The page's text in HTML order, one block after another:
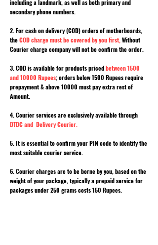
including a landmark, as well as both primary and
secondary phone numbers.
2. For cash on delivery (COD) orders of motherboards,
theCOD charge must be covered by you first, Without
Courier charge company will not be confirm the order.
3. COD is available for products pricedbetween 1500
and 10000 Rupees; orders below 1500 Rupees require
prepayment & above 10000 must pay extra rest of
Amount.
4. Courier services are exclusively available through
DTDC and Delivery Courier.
5. It is essential to confirm your PIN code to identify the
most suitable courier service.
6. Courier charges are to be borne by you, based on the
weight of your package, typically a prepaid service for
packages under 250 grams costs 150 Rupees.